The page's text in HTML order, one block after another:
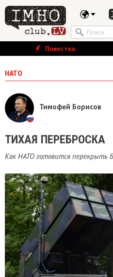
Повестка
НАТО
Тимофей Борисов
ТИХАЯ ПЕРЕБРОСКА
Как НАТО готовится перекрыть